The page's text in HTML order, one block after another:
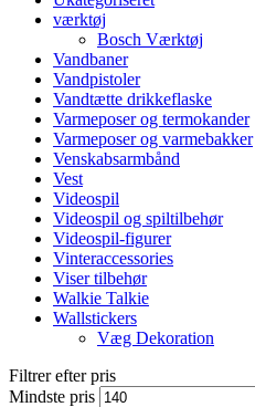
værktøj
Bosch Værktøj
Vandbaner
Vandpistoler
Vandtætte drikkeflaske
Varmeposer og termokander
Varmeposer og varmebakker
Venskabsarmbånd
Vest
Videospil
Videospil og spiltilbehør
Videospil-figurer
Vinteraccessories
Viser tilbehør
Walkie Talkie
Wallstickers
Væg Dekoration
Filtrer efter pris
Mindste pris